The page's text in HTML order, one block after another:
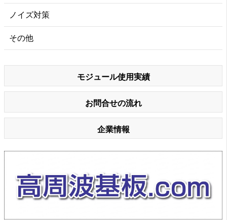
ノイズ対策
その他
モジュール使用実績
お問合せの流れ
企業情報